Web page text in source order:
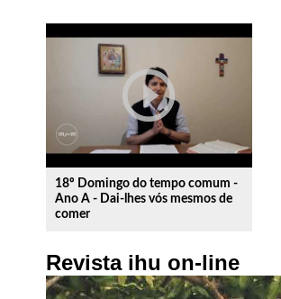
play_circle_outline
18º Domingo do tempo comum -
Ano A - Dai-lhes vós mesmos de
comer
Revista ihu on-line